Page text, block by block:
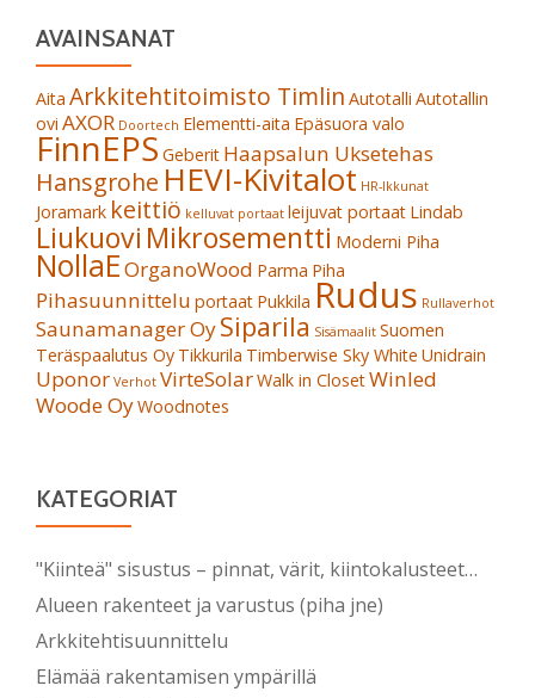
AVAINSANAT
Aita Arkkitehtitoimisto Timlin Autotalli Autotallin
ovi AXOR Doortech Elementti-aita Epäsuora valo
FinnEPS Geberit Haapsalun Uksetehas
Hansgrohe HEVI-Kivitalot HR-Ikkunat
Joramark keittiö kelluvat portaat leijuvat portaat Lindab
Liukuovi Mikrosementti Moderni Piha
NollaEOrganoWood Parma Piha
Pihasuunnittelu portaat Pukkila Rudus Rullaverhot
Saunamanager OySiparila Sisämaalit Suomen
Teräspaalutus Oy Tikkurila Timberwise Sky White Unidrain
Uponor Verhot VirteSolarWalk in ClosetWinled
Woode OyWoodnotes
KATEGORIAT
"Kiinteä" sisustus – pinnat, värit, kiintokalusteet…
Alueen rakenteet ja varustus (piha jne)
Arkkitehtisuunnittelu
Elämää rakentamisen ympärillä